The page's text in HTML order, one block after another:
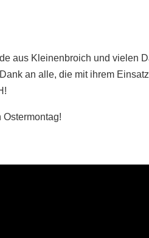
aus Kleinenbroich und vielen
an alle, die mit ihrem